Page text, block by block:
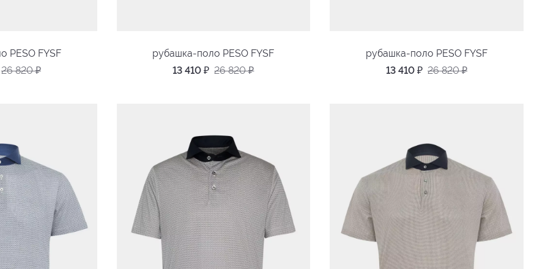
PESO FYSF
26 820₽
рубашка-поло PESO FYSF
13 410₽ 26 820₽
рубашка-поло PESO FYSF
13 410₽ 26 820₽